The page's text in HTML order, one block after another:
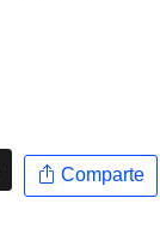
Comparte